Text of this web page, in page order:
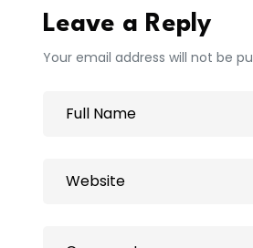
Leave a Reply
Your email address will not be